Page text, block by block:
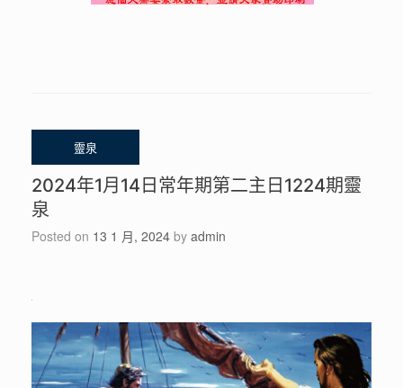
2024年1月14日常年期第二主日1224期靈
泉
Posted on 13 1 月, 2024 by admin